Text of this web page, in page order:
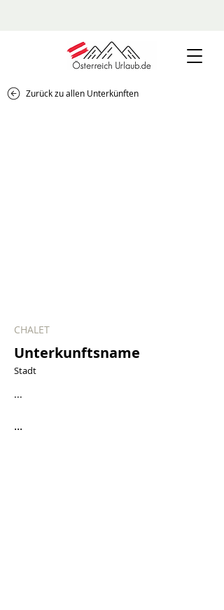
Zurück zu allen Unterkünften
CHALET
Unterkunftsname
Stadt
...
...